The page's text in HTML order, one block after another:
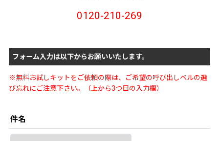
0120-210-269
フォーム入力は以下からお願いいたします。
※無料お試しキットをご依頼の際は、ご希望の呼び出しベルの選
び忘れにご注意下さい。（上から3つ目の入力欄）
件名